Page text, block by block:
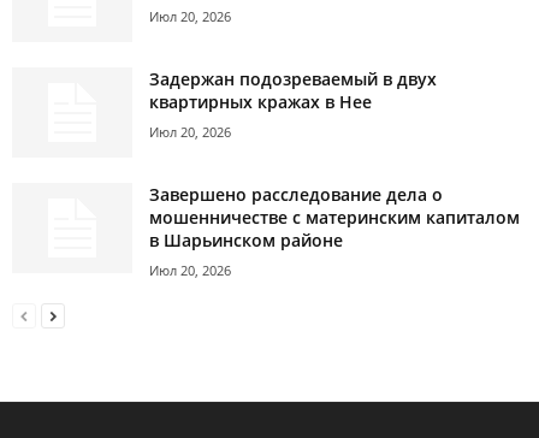
Июл 20, 2026
Задержан подозреваемый в двух
квартирных кражах в Нее
Июл 20, 2026
Завершено расследование дела о
мошенничестве с материнским капиталом
в Шарьинском районе
Июл 20, 2026